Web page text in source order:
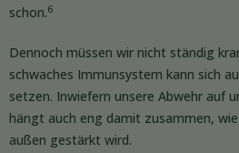
schon.6
Dennoch müssen wir nicht ständig
schwaches Immunsystem kann sich
setzen. Inwiefern unsere Abwehr auf
hängt auch eng damit zusammen,
außen gestärkt wird.